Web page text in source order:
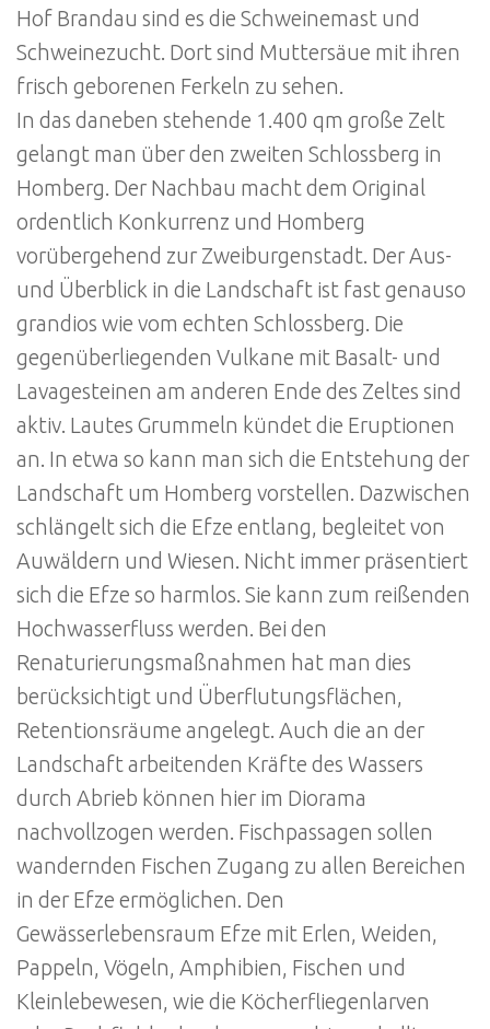
Hof Brandau sind es die Schweinemast und
Schweinezucht. Dort sind Muttersäue mit ihren
frisch geborenen Ferkeln zu sehen.
In das daneben stehende 1.400 qm große Zelt
gelangt man über den zweiten Schlossberg in
Homberg. Der Nachbau macht dem Original
ordentlich Konkurrenz und Homberg
vorübergehend zur Zweiburgenstadt. Der Aus-
und Überblick in die Landschaft ist fast genauso
grandios wie vom echten Schlossberg. Die
gegenüberliegenden Vulkane mit Basalt- und
Lavagesteinen am anderen Ende des Zeltes sind
aktiv. Lautes Grummeln kündet die Eruptionen
an. In etwa so kann man sich die Entstehung der
Landschaft um Homberg vorstellen. Dazwischen
schlängelt sich die Efze entlang, begleitet von
Auwäldern und Wiesen. Nicht immer präsentiert
sich die Efze so harmlos. Sie kann zum reißenden
Hochwasserfluss werden. Bei den
Renaturierungsmaßnahmen hat man dies
berücksichtigt und Überflutungsflächen,
Retentionsräume angelegt. Auch die an der
Landschaft arbeitenden Kräfte des Wassers
durch Abrieb können hier im Diorama
nachvollzogen werden. Fischpassagen sollen
wandernden Fischen Zugang zu allen Bereichen
in der Efze ermöglichen. Den
Gewässerlebensraum Efze mit Erlen, Weiden,
Pappeln, Vögeln, Amphibien, Fischen und
Kleinlebewesen, wie die Köcherfliegenlarven